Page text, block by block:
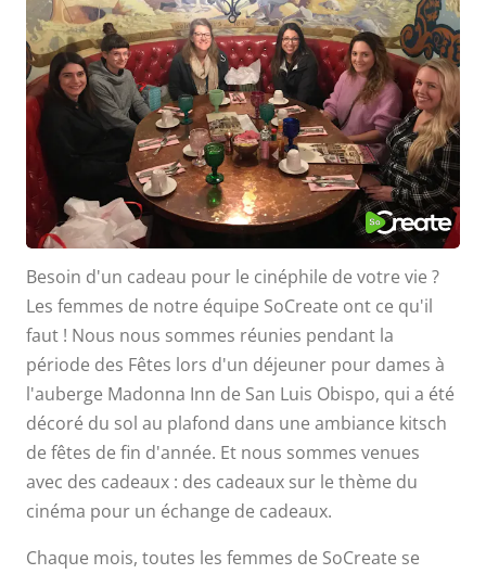
Besoin d'un cadeau pour le cinéphile de votre vie ?
Les femmes de notre équipe SoCreate ont ce qu'il
faut ! Nous nous sommes réunies pendant la
période des Fêtes lors d'un déjeuner pour dames à
l'auberge Madonna Inn de San Luis Obispo, qui a été
décoré du sol au plafond dans une ambiance kitsch
de fêtes de fin d'année. Et nous sommes venues
avec des cadeaux : des cadeaux sur le thème du
cinéma pour un échange de cadeaux.
Chaque mois, toutes les femmes de SoCreate se